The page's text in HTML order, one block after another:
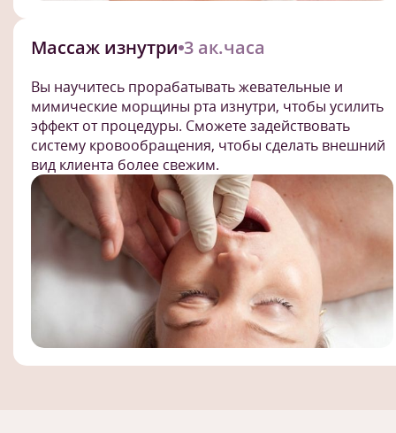
Массаж изнутри 3 ак.часа
Вы научитесь прорабатывать жевательные и
мимические морщины рта изнутри, чтобы усилить
эффект от процедуры. Сможете задействовать
систему кровообращения, чтобы сделать внешний
вид клиента более свежим.